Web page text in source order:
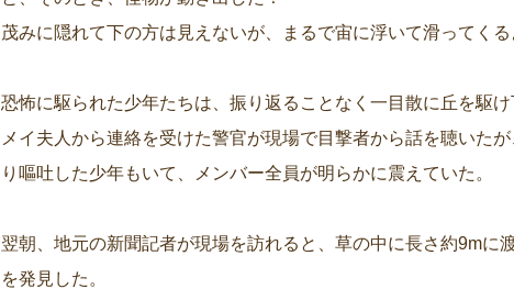
茂みに隠れて下の方は見えないが、まるで宙に浮いて滑ってく
恐怖に駆られた少年たちは、振り返ることなく一目散に丘を駆け
メイ夫人から連絡を受けた警官が現場で目撃者から話を聴いた
り嘔吐した少年もいて、メンバー全員が明らかに震えていた。
翌朝、地元の新聞記者が現場を訪れると、草の中に長さ約9m
を発見した。